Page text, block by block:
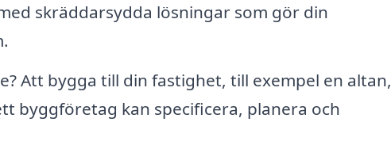
skräddarsydda lösningar som gör din
Att bygga till din fastighet, till exempel en altan,
byggföretag kan specificera, planera och